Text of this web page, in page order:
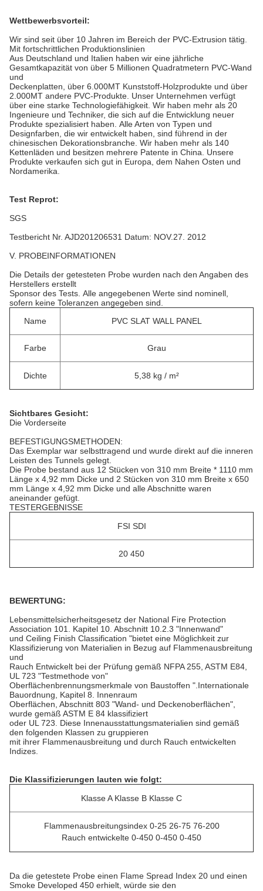
Wettbewerbsvorteil:
Wir sind seit über 10 Jahren im Bereich der PVC-Extrusion tätig.
Mit fortschrittlichen Produktionslinien
Aus Deutschland und Italien haben wir eine jährliche
Gesamtkapazität von über 5 Millionen Quadratmetern PVC-Wand
und
Deckenplatten, über 6.000MT Kunststoff-Holzprodukte und über
2.000MT andere PVC-Produkte. Unser Unternehmen verfügt
über eine starke Technologiefähigkeit. Wir haben mehr als 20
Ingenieure und Techniker, die sich auf die Entwicklung neuer
Produkte spezialisiert haben. Alle Arten von Typen und
Designfarben, die wir entwickelt haben, sind führend in der
chinesischen Dekorationsbranche. Wir haben mehr als 140
Kettenläden und besitzen mehrere Patente in China.
Unsere
Produkte verkaufen sich gut in Europa, dem Nahen Osten und
Nordamerika.
Test Reprot:
SGS
Testbericht Nr. AJD201206531 Datum: NOV.27.
2012
V. PROBEINFORMATIONEN
Die Details der getesteten Probe wurden nach den Angaben des
Herstellers erstellt
Sponsor des Tests. Alle angegebenen Werte sind nominell,
sofern keine Toleranzen angegeben sind.
Name
PVC SLAT WALL PANEL
Farbe Grau
Dichte 5,38 kg / m²
Sichtbares Gesicht:
Die Vorderseite
BEFESTIGUNGSMETHODEN:
Das Exemplar war selbsttragend und wurde direkt auf die inneren
Leisten des Tunnels gelegt.
Die Probe bestand aus 12 Stücken von 310 mm Breite * 1110 mm
Länge x 4,92 mm Dicke und 2 Stücken von 310 mm Breite x 650
mm Länge x 4,92 mm Dicke und alle Abschnitte waren
aneinander gefügt.
TESTERGEBNISSE
FSI SDI
20 450
BEWERTUNG:
Lebensmittelsicherheitsgesetz der National Fire Protection
Association 101. Kapitel 10. Abschnitt 10.2.3 "Innenwand"
und Ceiling Finish Classification "bietet eine Möglichkeit zur
Klassifizierung von Materialien in Bezug auf Flammenausbreitung
und
Rauch Entwickelt bei der Prüfung gemäß NFPA 255, ASTM E84,
UL 723 "Testmethode von"
Oberflächenbrennungsmerkmale von Baustoffen ".Internationale
Bauordnung, Kapitel 8. Innenraum
Oberflächen, Abschnitt 803 "Wand- und Deckenoberflächen",
wurde gemäß ASTM E 84 klassifiziert
oder UL 723. Diese Innenausstattungsmaterialien sind gemäß
den folgenden Klassen zu gruppieren
mit ihrer Flammenausbreitung und durch Rauch entwickelten
Indizes.
Die Klassifizierungen lauten wie folgt:
Klasse A Klasse B Klasse C
Flammenausbreitungsindex 0-25 26-75 76-200
Rauch entwickelte 0-450 0-450 0-450
Da die getestete Probe einen Flame Spread Index 20 und einen
Smoke Developed 450 erhielt, würde sie den